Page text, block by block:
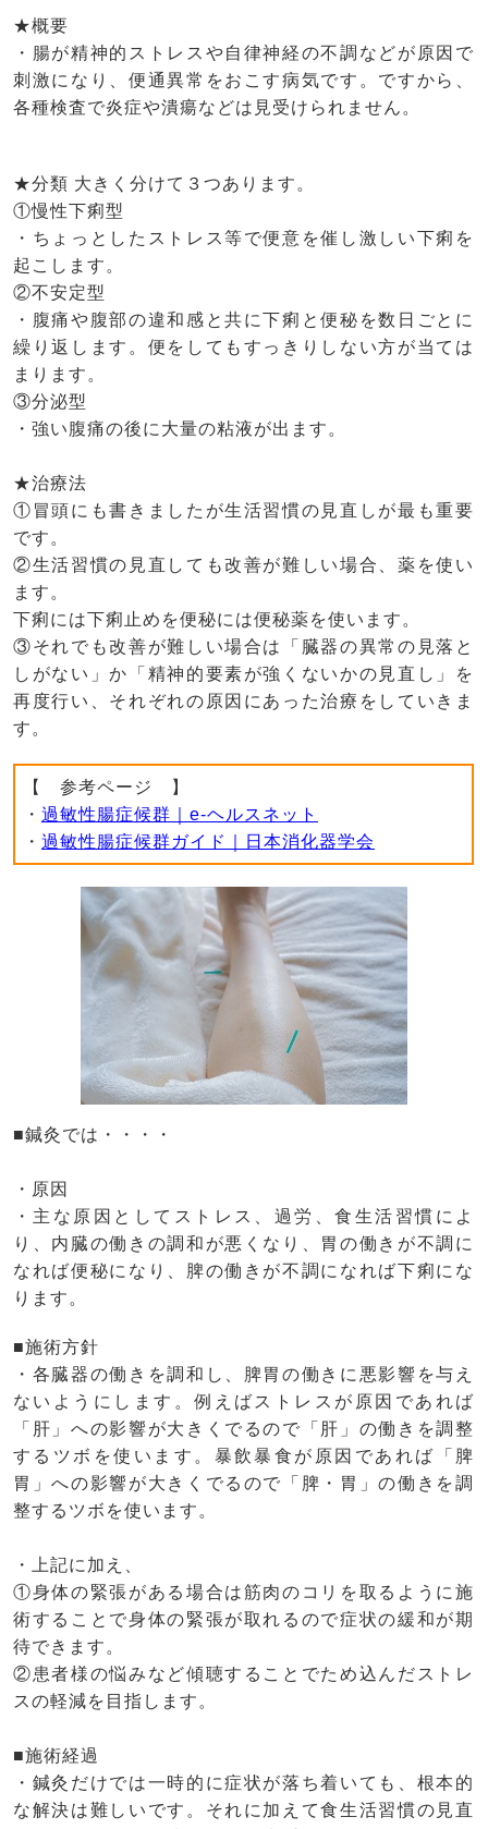
★概要
・腸が精神的ストレスや自律神経の不調などが原因で
刺激になり、便通異常をおこす病気です。ですから、
各種検査で炎症や潰瘍などは見受けられません。
★分類 大きく分けて３つあります。
①慢性下痢型
・ちょっとしたストレス等で便意を催し激しい下痢を
起こします。
②不安定型
・腹痛や腹部の違和感と共に下痢と便秘を数日ごとに
繰り返します。便をしてもすっきりしない方が当ては
まります。
③分泌型
・強い腹痛の後に大量の粘液が出ます。
★治療法
①冒頭にも書きましたが生活習慣の見直しが最も重要
です。
②生活習慣の見直しても改善が難しい場合、薬を使い
ます。
下痢には下痢止めを便秘には便秘薬を使います。
③それでも改善が難しい場合は「臓器の異常の見落と
しがない」か「精神的要素が強くないかの見直し」を
再度行い、それぞれの原因にあった治療をしていきま
す。
【 参考ページ 】
・ 過敏性腸症候群｜e-ヘルスネット
・ 過敏性腸症候群ガイド｜日本消化器学会
■鍼灸では・・・・
・原因
・主な原因としてストレス、過労、食生活習慣によ
り、内臓の働きの調和が悪くなり、胃の働きが不調に
なれば便秘になり、脾の働きが不調になれば下痢にな
ります。
■施術方針
・各臓器の働きを調和し、脾胃の働きに悪影響を与え
ないようにします。例えばストレスが原因であれば
「肝」への影響が大きくでるので「肝」の働きを調整
するツボを使います。暴飲暴食が原因であれば「脾
胃」への影響が大きくでるので「脾・胃」の働きを調
整するツボを使います。
・上記に加え、
①身体の緊張がある場合は筋肉のコリを取るように施
術することで身体の緊張が取れるので症状の緩和が期
待できます。
②患者様の悩みなど傾聴することでため込んだストレ
スの軽減を目指します。
■施術経過
・鍼灸だけでは一時的に症状が落ち着いても、根本的
な解決は難しいです。それに加えて食生活習慣の見直